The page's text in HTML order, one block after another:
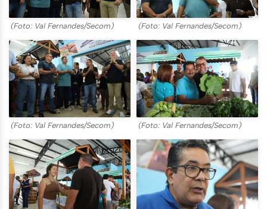
(Foto: Val Fernandes/Secom) (Foto: Val Fernandes/Secom)
(Foto: Val Fernandes/Secom) (Foto: Val Fernandes/Secom)